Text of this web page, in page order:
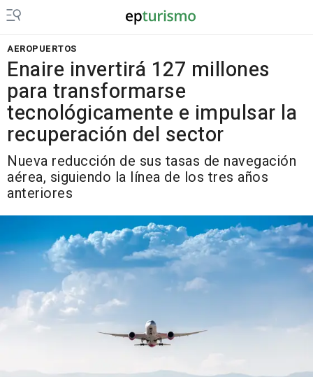
AEROPUERTOS
Enaire invertirá 127 millones
para transformarse
tecnológicamente e impulsar la
recuperación del sector
Nueva reducción de sus tasas de navegación
aérea, siguiendo la línea de los tres años
anteriores